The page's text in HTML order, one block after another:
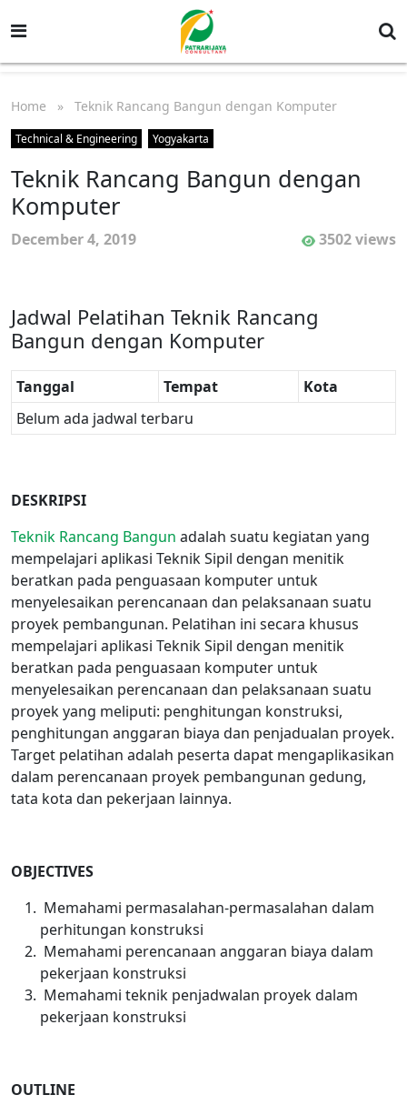
Home » Teknik Rancang Bangun dengan Komputer
Technical & Engineering Yogyakarta
Teknik Rancang Bangun dengan
Komputer
December 4, 2019 3502 views
Jadwal Pelatihan Teknik Rancang
Bangun dengan Komputer
Tanggal Tempat
Kota
Belum ada jadwal terbaru
DESKRIPSI
Teknik Rancang Bangun adalah suatu kegiatan yang
mempelajari aplikasi Teknik Sipil dengan menitik
beratkan pada penguasaan komputer untuk
menyelesaikan perencanaan dan pelaksanaan suatu
proyek pembangunan. Pelatihan ini secara khusus
mempelajari aplikasi Teknik Sipil dengan menitik
beratkan pada penguasaan komputer untuk
menyelesaikan perencanaan dan pelaksanaan suatu
proyek yang meliputi: penghitungan konstruksi,
penghitungan anggaran biaya dan penjadualan proyek.
Target pelatihan adalah peserta dapat mengaplikasikan
dalam perencanaan proyek pembangunan gedung,
tata kota dan pekerjaan lainnya.
OBJECTIVES
Memahami permasalahan-permasalahan dalam
perhitungan konstruksi
Memahami perencanaan anggaran biaya dalam
pekerjaan konstruksi
Memahami teknik penjadwalan proyek dalam
pekerjaan konstruksi
OUTLINE